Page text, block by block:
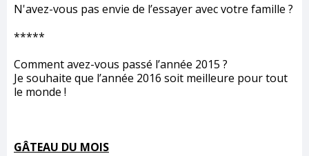
N'avez-vous pas envie de l’essayer avec votre famille ?
*****
Comment avez-vous passé l’année 2015 ?
Je souhaite que l’année 2016 soit meilleure pour tout
le monde !
GÂTEAU DU MOIS